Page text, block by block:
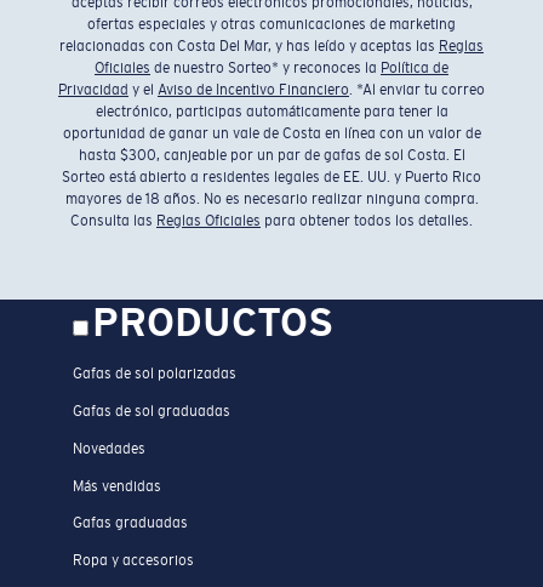
ofertas especiales y otras comunicaciones de marketing
relacionadas con Costa Del Mar, y has leído y aceptas las Reglas
Oficiales de nuestro Sorteo* y reconoces la Política de
Privacidad y el Aviso de Incentivo Financiero. *Al enviar tu correo
electrónico, participas automáticamente para tener la
oportunidad de ganar un vale de Costa en línea con un valor de
hasta $300, canjeable por un par de gafas de sol Costa. El
Sorteo está abierto a residentes legales de EE. UU. y Puerto Rico
mayores de 18 años. No es necesario realizar ninguna compra.
Consulta las Reglas Oficiales para obtener todos los detalles.
PRODUCTOS
Gafas de sol polarizadas
Gafas de sol graduadas
Novedades
Más vendidas
Gafas graduadas
Ropa y accesorios